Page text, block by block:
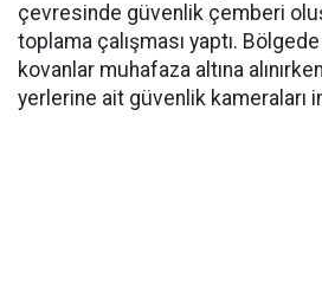
çevresinde güvenlik çemberi
toplama çalışması yaptı.
kovanlar muhafaza altına
yerlerine ait güvenlik kameraları